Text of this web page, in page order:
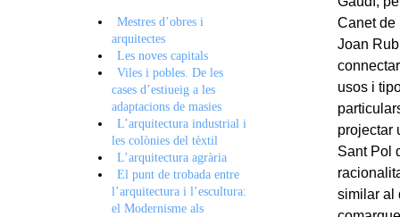
Canet de
Joan
usos i
projectar
Sant Pol
similar al
Mestres d’obres i
arquitectes
Les noves capitals
Viles i pobles. De les
cases d’estiueig a les
adaptacions de masies
L’arquitectura industrial i
les colònies del tèxtil
L’arquitectura agrària
El punt de trobada entre
l’arquitectura i l’escultura:
el Modernisme als